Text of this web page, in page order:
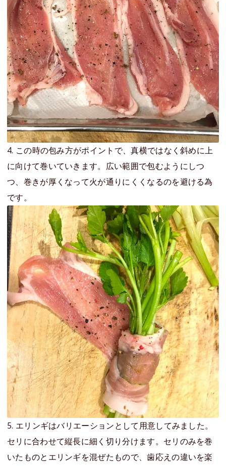
4. この時の包み方がポイントで、真横ではなく斜めに上
に向けて巻いていきます。広い範囲で包むようにしつ
つ、巻きが厚くなって火が通りにくくなるのを避ける為
です。
5. エリンギはバリエーションとして用意してみました。
セリに合わせて縦長に細く切り分けます。セリのみを巻
いたものとエリンギを混ぜたもので、歯応えの違いを楽